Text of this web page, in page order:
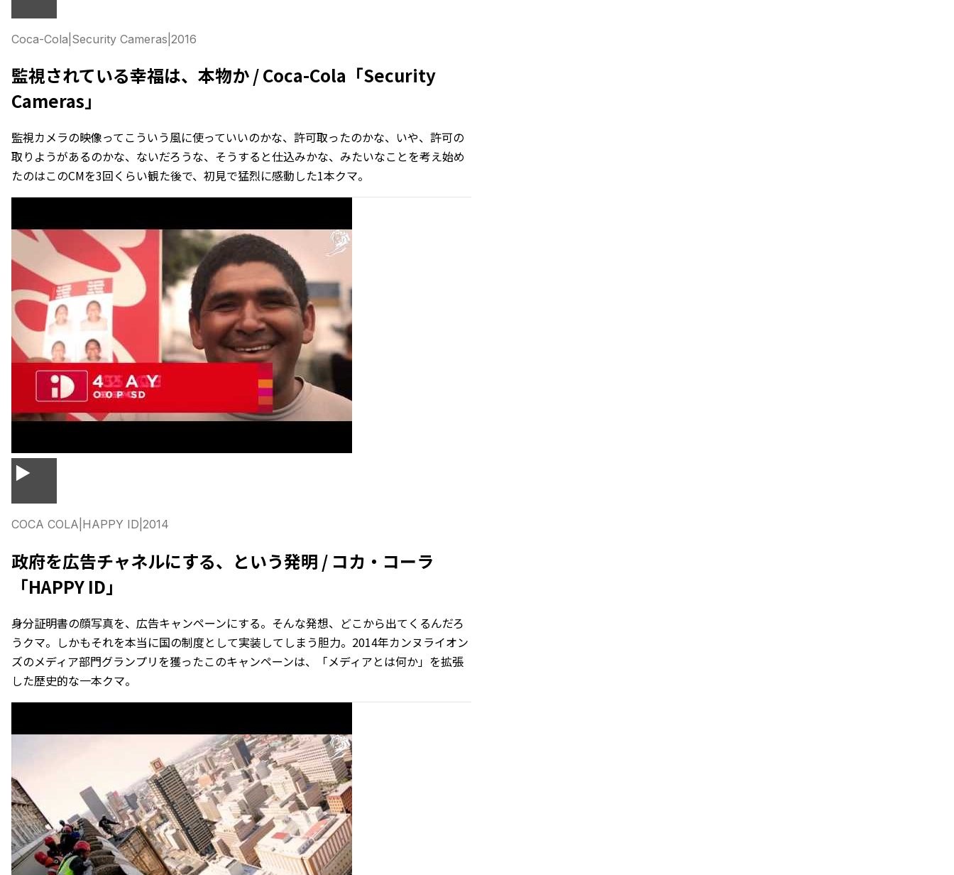
Coca-Cola Security Cameras 2016
監視されている幸福は、本物か / Coca-Cola「Security
Cameras」
監視カメラの映像ってこういう風に使っていいのかな、許可取ったのかな、いや、許可の
取りようがあるのかな、ないだろうな、そうすると仕込みかな、みたいなことを考え始め
たのはこのCMを3回くらい観た後で、初見で猛烈に感動した1本クマ。
▶
COCA COLA HAPPY ID 2014
政府を広告チャネルにする、という発明 / コカ・コーラ
「HAPPY ID」
身分証明書の顔写真を、広告キャンペーンにする。そんな発想、どこから出てくるんだろ
うクマ。しかもそれを本当に国の制度として実装してしまう胆力。2014年カンヌライオン
ズのメディア部門グランプリを獲ったこのキャンペーンは、「メディアとは何か」を拡張
した歴史的な一本クマ。